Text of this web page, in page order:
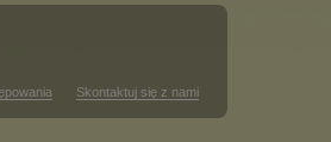
Skontaktuj się z nami